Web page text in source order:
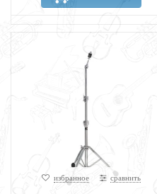
избранное сравнить